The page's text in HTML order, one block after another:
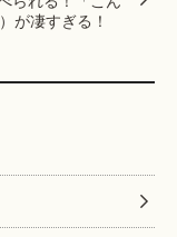
が凄すぎる！